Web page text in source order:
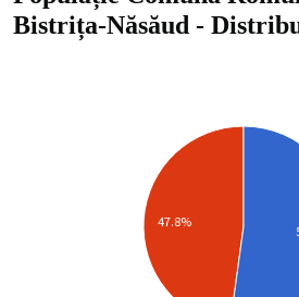
Bistrița-Năsăud -
47.8%